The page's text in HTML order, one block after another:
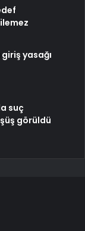
yasağı
suç
görüldü